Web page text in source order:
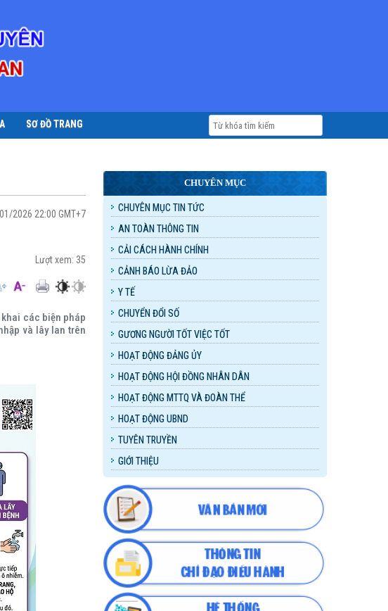
SƠ ĐỒ TRANG
2026 22:00 GMT+7
Lượt xem: 35
các biện pháp
và lây lan trên
CHUYÊN MỤC
CHUYÊN MỤC TIN TỨC
AN TOÀN THÔNG TIN
CẢI CÁCH HÀNH CHÍNH
CẢNH BÁO LỪA ĐẢO
Y TẾ
CHUYỂN ĐỔI SỐ
GƯƠNG NGƯỜI TỐT VIỆC TỐT
HOẠT ĐỘNG ĐẢNG ỦY
HOẠT ĐỘNG HỘI ĐỒNG NHÂN DÂN
HOẠT ĐỘNG MTTQ VÀ ĐOÀN THỂ
HOẠT ĐỘNG UBND
TUYÊN TRUYỀN
GIỚI THIỆU